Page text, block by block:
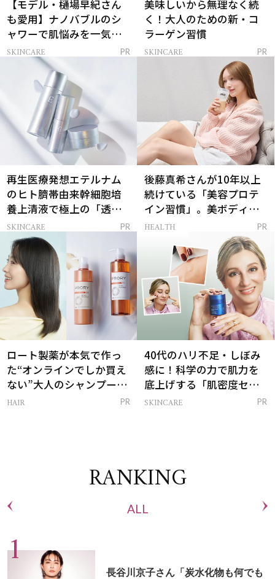
【モデル・樋場早紀さん
も愛用】ナノバブルのシ
ャワーで肌悩みを一気に
解決
SKINCARE PR
美味しいから無理なく続
く！大人のための新・コ
ラーゲン習慣
SKINCARE PR
再生医療発想エテルナム
のヒト臍帯由来幹細胞培
養上清液で極上の「透明
感ハリ肌」へ
SKINCARE PR
後藤真希さんが10年以上
続けている「美容プロテ
イン習慣」。美ボディを
支える朝ルーティンと
HEALTH PR
ロート製薬が本気で作っ
た“オンラインでしか買え
ない”大人のシャンプー＆
トリートメントって？
HAIR PR
40代のハリ不足・しぼみ
感に！科学の力で肌力を
底上げする「肌密度セラ
ム」
SKINCARE PR
RANKING
ALL
長谷川京子さん「炭水化物も何でも